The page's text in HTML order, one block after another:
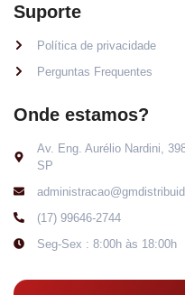
Suporte
Política de privacidade
Perguntas Frequentes
Onde estamos?
Av. Eng. Aurélio Nardini,
SP
(17) 99646-2744
Seg-Sex : 8:00h às 18:00h